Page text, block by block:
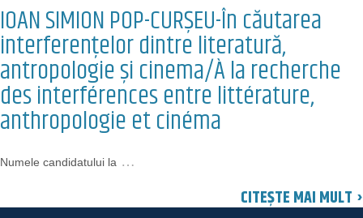
IOAN SIMION POP-CURŞEU-În căutarea
interferenţelor dintre literatură,
antropologie şi cinema/À la recherche
des interférences entre littérature,
anthropologie et cinéma
Numele candidatului la …
CITEȘTE MAI MULT ›